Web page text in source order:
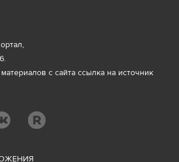
с сайта ссылка на источник